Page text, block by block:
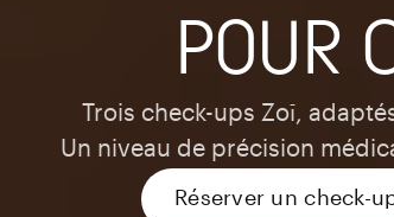
POUR
Trois check-ups Zoī,
Un niveau de précision
Réserver un check-